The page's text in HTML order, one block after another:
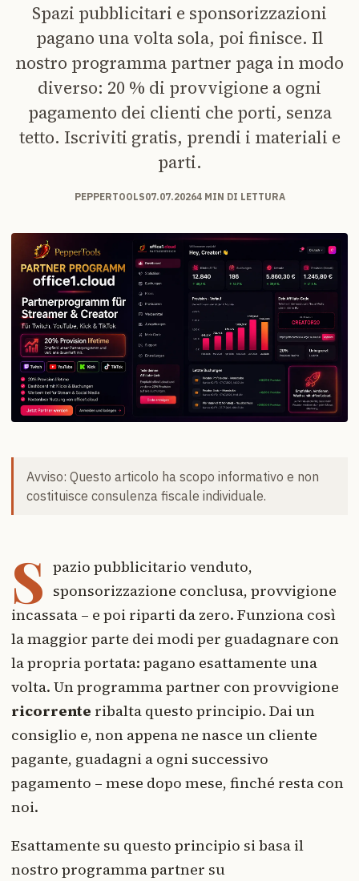
Spazi pubblicitari e sponsorizzazioni
pagano una volta sola, poi finisce. Il
nostro programma partner paga in modo
diverso: 20 % di provvigione a ogni
pagamento dei clienti che porti, senza
tetto. Iscriviti gratis, prendi i materiali e
parti.
PEPPERTOOLS07.07.20264 MIN DI LETTURA
Avviso: Questo articolo ha scopo informativo e non
costituisce consulenza fiscale individuale.
S pazio pubblicitario venduto,
sponsorizzazione conclusa, provvigione
incassata – e poi riparti da zero. Funziona così
la maggior parte dei modi per guadagnare con
la propria portata: pagano esattamente una
volta. Un programma partner con provvigione
ricorrente ribalta questo principio. Dai un
consiglio e, non appena ne nasce un cliente
pagante, guadagni a ogni successivo
pagamento – mese dopo mese, finché resta con
noi.
Esattamente su questo principio si basa il
nostro programma partner su